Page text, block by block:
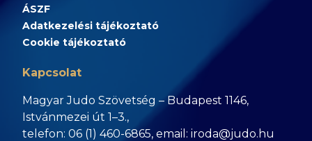
ÁSZF
Adatkezelési tájékoztató
Cookie tájékoztató
Kapcsolat
Magyar Judo Szövetség – Budapest 1146,
Istvánmezei út 1–3.,
telefon: 06 (1) 460-6865, email: iroda@judo.hu